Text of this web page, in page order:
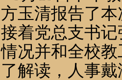
方玉清报告了
接着党总支书
情况并和全校
了解读，人事